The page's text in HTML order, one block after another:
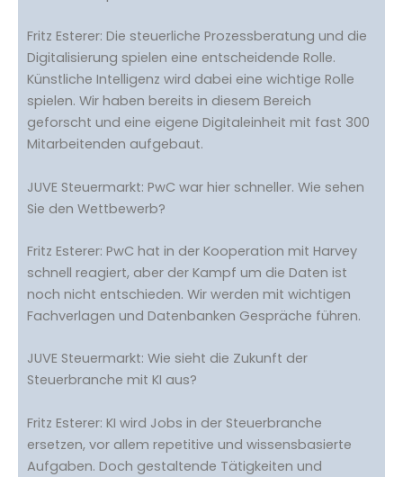
Fritz Esterer: Die steuerliche Prozessberatung und die
Digitalisierung spielen eine entscheidende Rolle.
Künstliche Intelligenz wird dabei eine wichtige Rolle
spielen. Wir haben bereits in diesem Bereich
geforscht und eine eigene Digitaleinheit mit fast 300
Mitarbeitenden aufgebaut.
JUVE Steuermarkt: PwC war hier schneller. Wie sehen
Sie den Wettbewerb?
Fritz Esterer: PwC hat in der Kooperation mit Harvey
schnell reagiert, aber der Kampf um die Daten ist
noch nicht entschieden. Wir werden mit wichtigen
Fachverlagen und Datenbanken Gespräche führen.
JUVE Steuermarkt: Wie sieht die Zukunft der
Steuerbranche mit KI aus?
Fritz Esterer: KI wird Jobs in der Steuerbranche
ersetzen, vor allem repetitive und wissensbasierte
Aufgaben. Doch gestaltende Tätigkeiten und